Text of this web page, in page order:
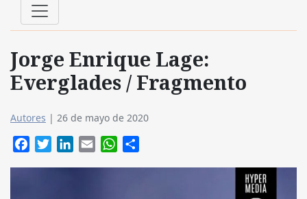
Jorge Enrique Lage:
Everglades / Fragmento
Autores | 26 de mayo de 2020
FacebookTwitterLinkedIn
Email WhatsApp